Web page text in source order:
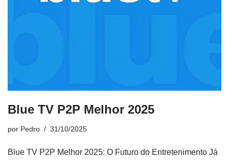
Blue TV P2P Melhor 2025
por Pedro 31/10/2025
Blue TV P2P Melhor 2025: O Futuro do Entretenimento Já